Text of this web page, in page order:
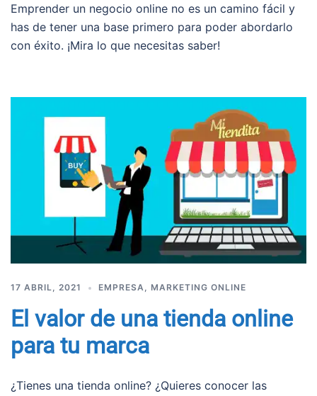
Emprender un negocio online no es un camino fácil y
has de tener una base primero para poder abordarlo
con éxito. ¡Mira lo que necesitas saber!
17 ABRIL, 2021 EMPRESA, MARKETING ONLINE
El valor de una tienda online
para tu marca
¿Tienes una tienda online? ¿Quieres conocer las